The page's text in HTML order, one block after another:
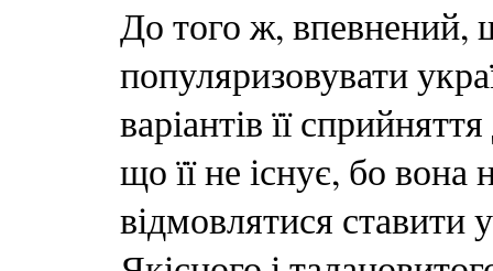
До того ж, впевнений,
популяризовувати
варіантів її
що її не існує, бо
відмовлятися ставити